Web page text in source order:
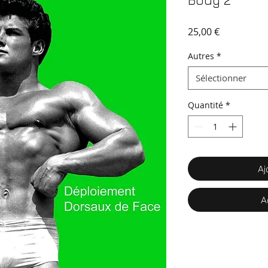
25,00 €Prix
Autres *
Sélectionner
Quantité *